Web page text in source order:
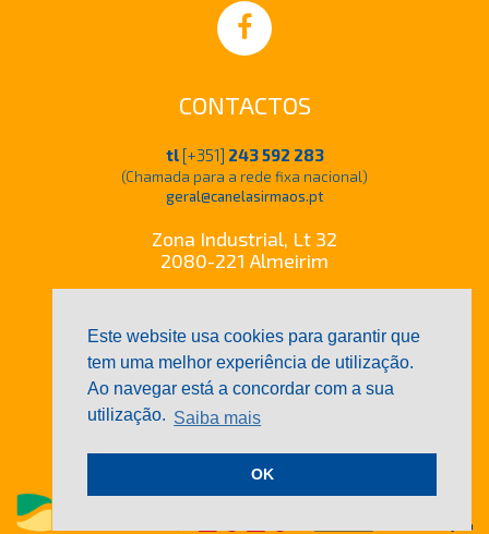
Este website usa cookies para garantir que
tem uma melhor experiência de utilização.
Ao navegar está a concordar com a sua
utilização. Saiba mais
OK
CONTACTOS
tl[+351] 243 592 283
(Chamada para a rede fixa nacional)
geral@canelasirmaos.pt
Zona Industrial, Lt 32
2080-221 Almeirim
CANELAS IRMÃOS © Todos os direitos reservados
Confinanciado por: